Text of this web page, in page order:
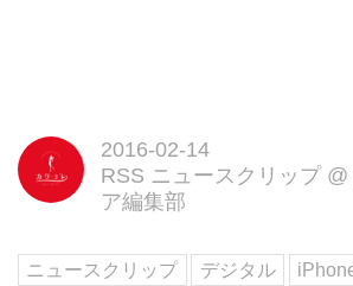
2016-02-14
RSS ニュースクリップ @
ア編集部
ニュースクリップ デジタル